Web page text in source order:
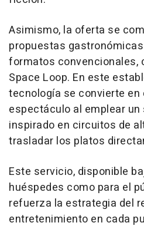
Asimismo, la oferta se
propuestas
formatos convencionales,
Space Loop. En este
tecnología se convierte en
espectáculo al emplear
inspirado en circuitos de
trasladar los platos
Este servicio, disponible
huéspedes como para el
refuerza la estrategia del
entretenimiento en cada